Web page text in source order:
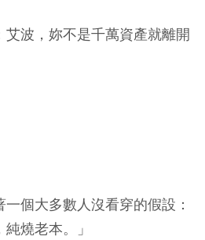
波，妳不是千萬資產就離開
個大多數人沒看穿的假設：
燒老本。」